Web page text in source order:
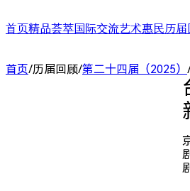
首页精品荟萃
舞台演出
展/博览
国际交流
国际演艺大会
国际对话
艺术惠民
艺术天空
艺术教育
历届
第二
第二
第二
首页/历届回顾/第二十四届（2025）